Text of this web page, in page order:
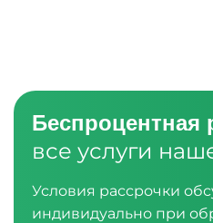
Беспроцентная
все услуги
Условия рассрочки
индивидуально при